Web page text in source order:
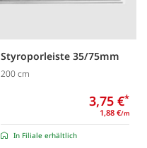
Styroporleiste 35/75mm
200 cm
3,75 €*
1,88 €/m
In Filiale erhältlich